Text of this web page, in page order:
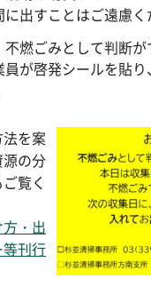
出すことはご遠慮く
不燃ごみとして判断
員が啓発シールを貼
を案
の分
覧く
・出
刊行